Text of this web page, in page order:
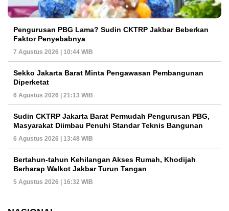
Pengurusan PBG Lama? Sudin CKTRP Jakbar Beberkan
Faktor Penyebabnya
7 Agustus 2026 | 10:44 WIB
Sekko Jakarta Barat Minta Pengawasan Pembangunan
Diperketat
6 Agustus 2026 | 21:13 WIB
Sudin CKTRP Jakarta Barat Permudah Pengurusan PBG,
Masyarakat Diimbau Penuhi Standar Teknis Bangunan
6 Agustus 2026 | 13:48 WIB
Bertahun-tahun Kehilangan Akses Rumah, Khodijah
Berharap Walkot Jakbar Turun Tangan
5 Agustus 2026 | 16:32 WIB